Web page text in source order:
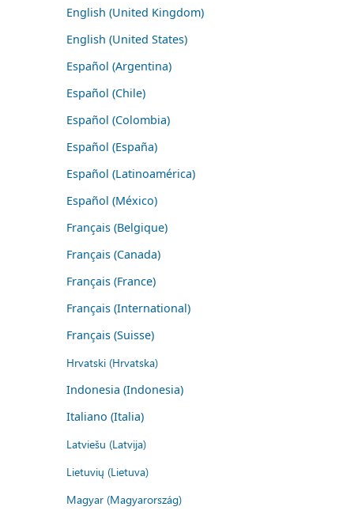
English (United Kingdom)
English (United States)
Español (Argentina)
Español (Chile)
Español (Colombia)
Español (España)
Español (Latinoamérica)
Español (México)
Français (Belgique)
Français (Canada)
Français (France)
Français (International)
Français (Suisse)
Hrvatski (Hrvatska)
Indonesia (Indonesia)
Italiano (Italia)
Latviešu (Latvija)
Lietuvių (Lietuva)
Magyar (Magyarország)